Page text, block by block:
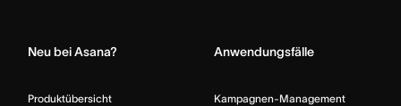
Neu bei Asana?
Produktübersicht
Anwendungsfälle
Kampagnen-Management